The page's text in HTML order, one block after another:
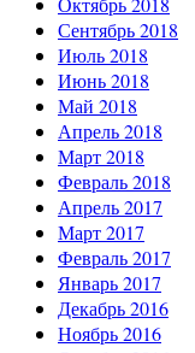
Сентябрь 2018
Июль 2018
Июнь 2018
Май 2018
Апрель 2018
Март 2018
Февраль 2018
Апрель 2017
Март 2017
Февраль 2017
Январь 2017
Декабрь 2016
Ноябрь 2016